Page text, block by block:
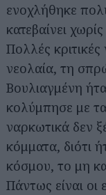
ενοχλήθηκε
κατεβαίνει
Πολλές
νεολαία, τη
Βουλιαγμένη
κολύμπησε με
ναρκωτικά δεν
κόμματα, διότι
κόσμου, το μη
Πάντως είναι